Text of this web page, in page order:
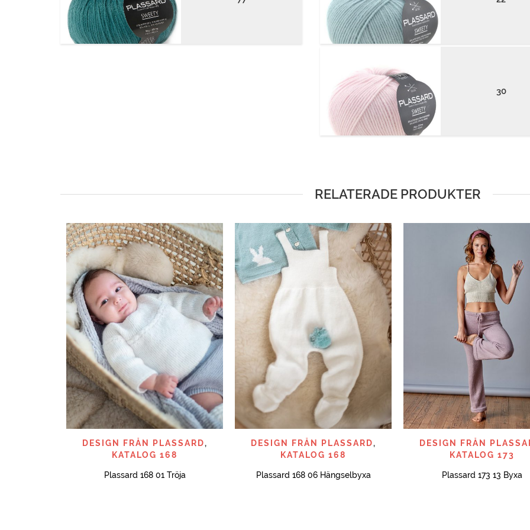
30
RELATERADE PRODUKTER
SNABBTITT
DESIGN FRÅN PLASSARD,
KATALOG 168
Plassard 168 01 Tröja
SNABBTITT
DESIGN FRÅN PLASSARD,
KATALOG 168
Plassard 168 06 Hängselbyxa
SNABBTITT
DESIGN FRÅN
KATALOG 173
Plassard 173 13 Byxa